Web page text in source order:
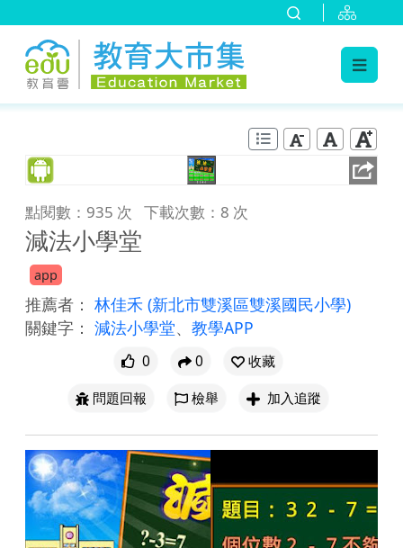
點閱數：935 次 下載次數：8 次
減法小學堂
app
推薦者： 林佳禾 (新北市雙溪區雙溪國民小學)
關鍵字： 減法小學堂、 教學APP
0 0
收藏
問題回報
檢舉 加入追蹤